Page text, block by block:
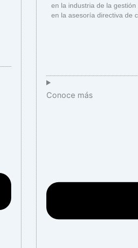
en la industria de la
en la asesoría directiva de
Conoce más